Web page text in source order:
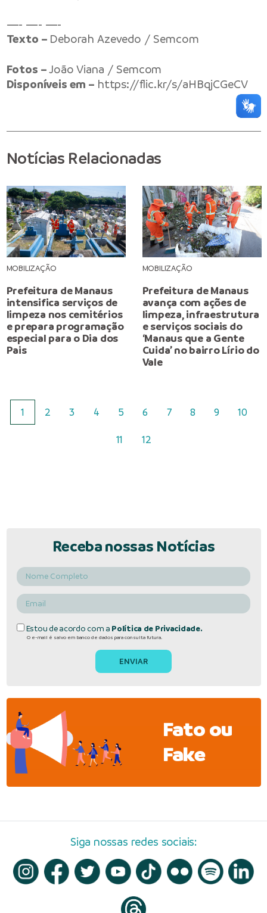
—- —- —-
Texto – Deborah Azevedo / Semcom
Fotos –João Viana / Semcom
Disponíveis em – https://flic.kr/s/aHBqjCGeCV
Notícias Relacionadas
MOBILIZAÇÃO
Prefeitura de Manaus
intensifica serviços de
limpeza nos cemitérios
e prepara programação
especial para o Dia dos
Pais
MOBILIZAÇÃO
Prefeitura de Manaus
avança com ações de
limpeza, infraestrutura
e serviços sociais do
‘Manaus que a Gente
Cuida’ no bairro Lírio do
Vale
1 2 3 4 5 6 7 8 9 10
11 12
Receba nossas Notícias
Estou de acordo com a Política de Privacidade.
O e-mail é salvo em banco de dados para consulta futura.
Fato ou
Fake
Siga nossas redes sociais: